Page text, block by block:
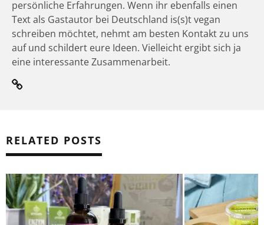
persönliche Erfahrungen. Wenn ihr ebenfalls einen
Text als Gastautor bei Deutschland is(s)t vegan
schreiben möchtet, nehmt am besten Kontakt zu uns
auf und schildert eure Ideen. Vielleicht ergibt sich ja
eine interessante Zusammenarbeit.
RELATED POSTS